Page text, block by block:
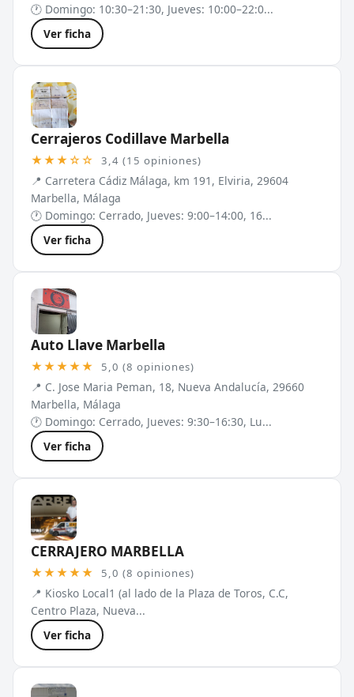
🕐 Domingo: 10:30–21:30, Jueves: 10:00–22:0...
Ver ficha
Cerrajeros Codillave Marbella
★★★☆☆ 3,4 (15 opiniones)
📍 Carretera Cádiz Málaga, km 191, Elviria, 29604
Marbella, Málaga
🕐 Domingo: Cerrado, Jueves: 9:00–14:00, 16...
Ver ficha
Auto Llave Marbella
★★★★★ 5,0 (8 opiniones)
📍 C. Jose Maria Peman, 18, Nueva Andalucía, 29660
Marbella, Málaga
🕐 Domingo: Cerrado, Jueves: 9:30–16:30, Lu...
Ver ficha
CERRAJERO MARBELLA
★★★★★ 5,0 (8 opiniones)
📍 Kiosko Local1 (al lado de la Plaza de Toros, C.C,
Centro Plaza, Nueva...
Ver ficha